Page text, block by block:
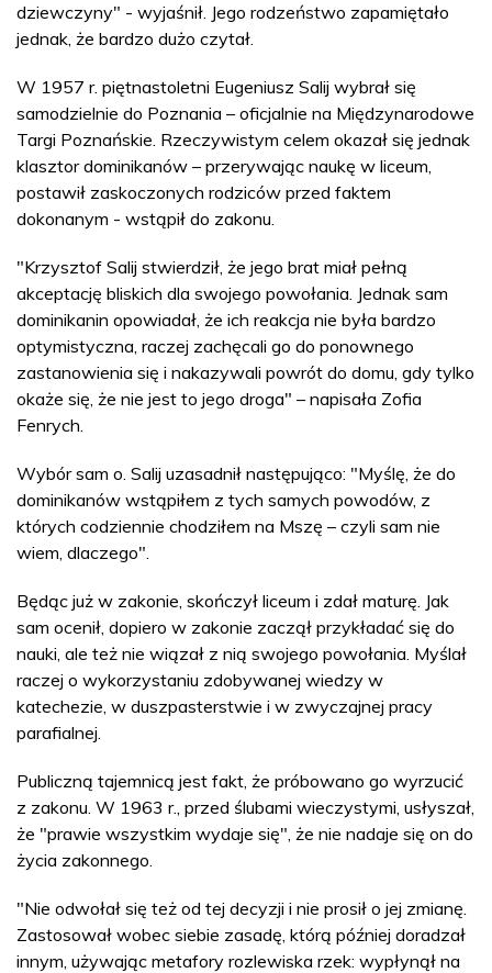
dziewczyny" - wyjaśnił. Jego rodzeństwo zapamiętało
jednak, że bardzo dużo czytał.
W 1957 r. piętnastoletni Eugeniusz Salij wybrał się
samodzielnie do Poznania – oficjalnie na Międzynarodowe
Targi Poznańskie. Rzeczywistym celem okazał się jednak
klasztor dominikanów – przerywając naukę w liceum,
postawił zaskoczonych rodziców przed faktem
dokonanym - wstąpił do zakonu.
"Krzysztof Salij stwierdził, że jego brat miał pełną
akceptację bliskich dla swojego powołania. Jednak sam
dominikanin opowiadał, że ich reakcja nie była bardzo
optymistyczna, raczej zachęcali go do ponownego
zastanowienia się i nakazywali powrót do domu, gdy tylko
okaże się, że nie jest to jego droga" – napisała Zofia
Fenrych.
Wybór sam o. Salij uzasadnił następująco: "Myślę, że do
dominikanów wstąpiłem z tych samych powodów, z
których codziennie chodziłem na Mszę – czyli sam nie
wiem, dlaczego".
Będąc już w zakonie, skończył liceum i zdał maturę. Jak
sam ocenił, dopiero w zakonie zaczął przykładać się do
nauki, ale też nie wiązał z nią swojego powołania. Myślał
raczej o wykorzystaniu zdobywanej wiedzy w
katechezie, w duszpasterstwie i w zwyczajnej pracy
parafialnej.
Publiczną tajemnicą jest fakt, że próbowano go wyrzucić
z zakonu. W 1963 r., przed ślubami wieczystymi, usłyszał,
że "prawie wszystkim wydaje się", że nie nadaje się on do
życia zakonnego.
"Nie odwołał się też od tej decyzji i nie prosił o jej zmianę.
Zastosował wobec siebie zasadę, którą później doradzał
innym, używając metafory rozlewiska rzek: wypłynął na